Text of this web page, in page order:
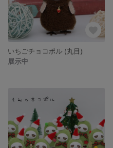
いちごチョコポル (丸目)
展示中